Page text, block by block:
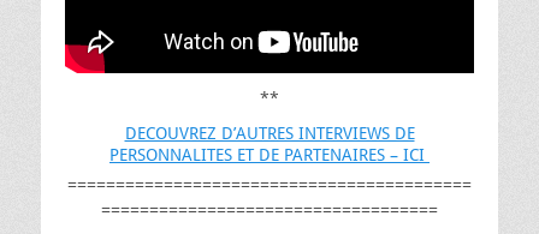
**
DECOUVREZ D’AUTRES INTERVIEWS DE
PERSONNALITES ET DE PARTENAIRES – ICI
==========================================
===================================